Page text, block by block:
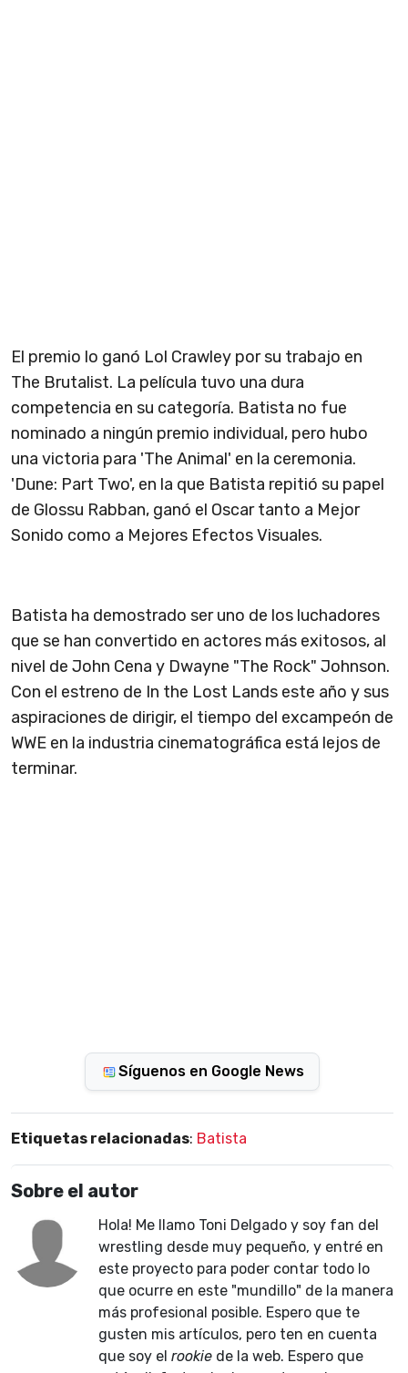
El premio lo ganó Lol Crawley por su trabajo en
The Brutalist. La película tuvo una dura
competencia en su categoría. Batista no fue
nominado a ningún premio individual, pero hubo
una victoria para 'The Animal' en la ceremonia.
'Dune: Part Two', en la que Batista repitió su papel
de Glossu Rabban, ganó el Oscar tanto a Mejor
Sonido como a Mejores Efectos Visuales.
Batista ha demostrado ser uno de los luchadores
que se han convertido en actores más exitosos, al
nivel de John Cena y Dwayne "The Rock" Johnson.
Con el estreno de In the Lost Lands este año y sus
aspiraciones de dirigir, el tiempo del excampeón de
WWE en la industria cinematográfica está lejos de
terminar.
Síguenos en Google News
Etiquetas relacionadas: Batista
Sobre el autor
Hola! Me llamo Toni Delgado y soy fan del
wrestling desde muy pequeño, y entré en
este proyecto para poder contar todo lo
que ocurre en este "mundillo" de la manera
más profesional posible. Espero que te
gusten mis artículos, pero ten en cuenta
que soy el rookie de la web. Espero que